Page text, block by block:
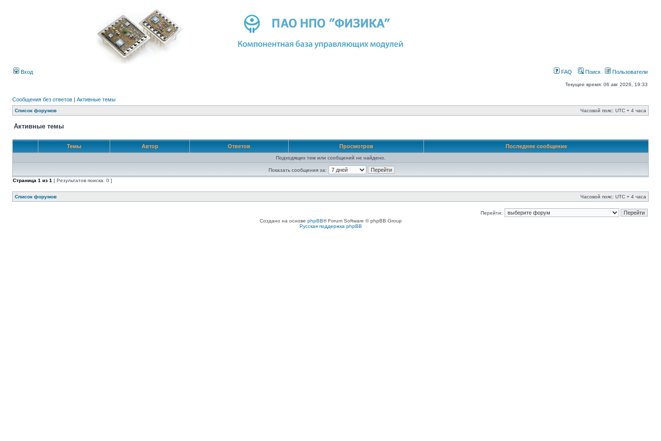
Вход FAQ Поиск Пользователи
Текущее время: 06 авг 2026, 19:33
Сообщения без ответов | Активные темы
Список форумов Часовой пояс: UTC + 4 часа
Активные темы
Темы Автор Ответов Просмотров Последнее сообщение
Подходящих тем или сообщений не найдено.
Показать сообщения за:
Страница 1 из 1 [ Результатов поиска: 0 ]
Список форумов Часовой пояс: UTC + 4 часа
Перейти:
Создано на основе phpBB® Forum Software © phpBB Group
Русская поддержка phpBB